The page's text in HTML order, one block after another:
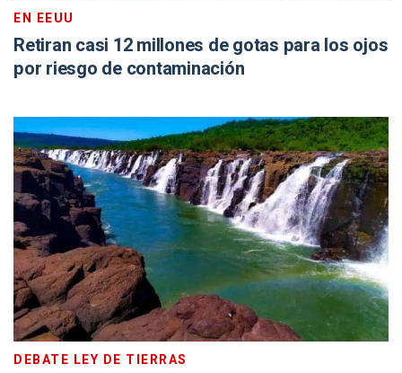
EN EEUU
Retiran casi 12 millones de gotas para los ojos
por riesgo de contaminación
DEBATE LEY DE TIERRAS